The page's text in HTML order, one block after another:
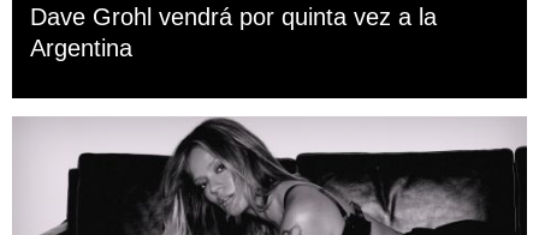
Dave Grohl vendrá por quinta vez a la
Argentina